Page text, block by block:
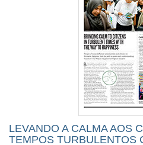
LEVANDO A CALMA AOS
TEMPOS TURBULENTOS